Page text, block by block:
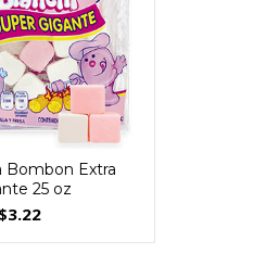
Bombon Extra
25 oz
$3.22